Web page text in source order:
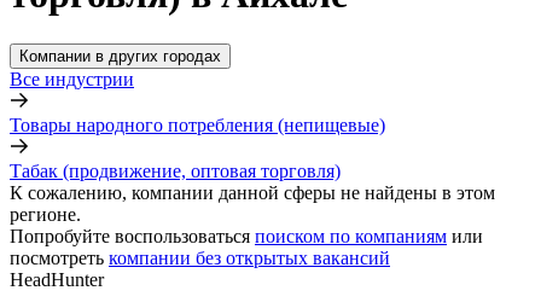
Компании в других городах
Все индустрии
Товары народного потребления (непищевые)
Табак (продвижение, оптовая торговля)
К сожалению, компании данной сферы не найдены в этом
регионе.
Попробуйте воспользоваться поиском по компаниям или
посмотреть компании без открытых вакансий
HeadHunter